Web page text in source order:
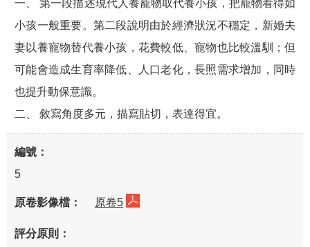
一、 第一段描述現代人養寵物取代養小孩，把寵物看得如
小孩一般重要。第二段說明由於經濟狀況不穩定，新婚夫
妻以養寵物替代養小孩，花費較低、寵物也比較溫馴；但
可能會造成生育率降低、人口老化，長照需求增加，同時
也提升動保意識。
二、 敘寫角度多元，描寫貼切，表達得宜。
5
原卷5